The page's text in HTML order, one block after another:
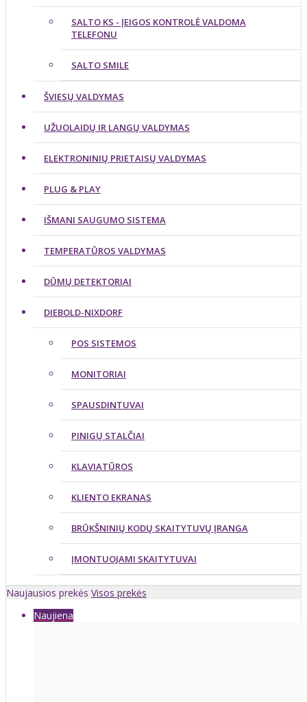
SALTO KS - ĮEIGOS KONTROLĖ VALDOMA
TELEFONU
SALTO SMILE
ŠVIESŲ VALDYMAS
UŽUOLAIDŲ IR LANGŲ VALDYMAS
ELEKTRONINIŲ PRIETAISŲ VALDYMAS
PLUG & PLAY
IŠMANI SAUGUMO SISTEMA
TEMPERATŪROS VALDYMAS
DŪMŲ DETEKTORIAI
DIEBOLD-NIXDORF
POS SISTEMOS
MONITORIAI
SPAUSDINTUVAI
PINIGŲ STALČIAI
KLAVIATŪROS
KLIENTO EKRANAS
BRŪKŠNINIŲ KODŲ SKAITYTUVŲ ĮRANGA
ĮMONTUOJAMI SKAITYTUVAI
Naujausios prekės Visos prekės
Naujiena